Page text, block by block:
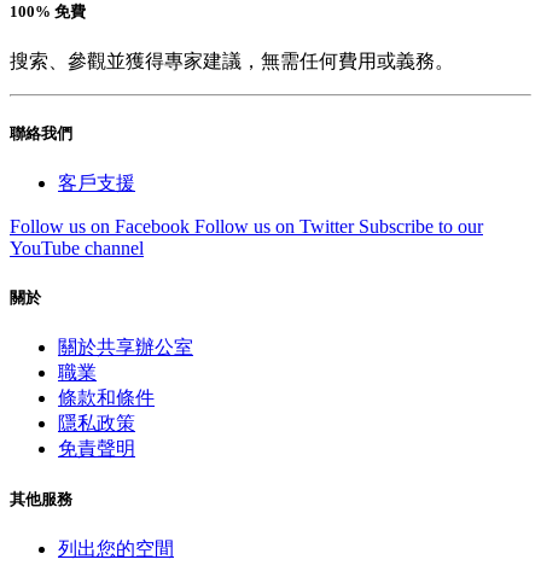
100% 免費
搜索、參觀並獲得專家建議，無需任何費用或義務。
聯絡我們
客戶支援
Follow us on Facebook Follow us on Twitter Subscribe to our
YouTube channel
關於
關於共享辦公室
職業
條款和條件
隱私政策
免責聲明
其他服務
列出您的空間